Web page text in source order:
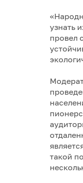
узнать
провел
такой